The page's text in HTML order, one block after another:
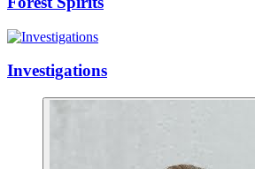
Investigations